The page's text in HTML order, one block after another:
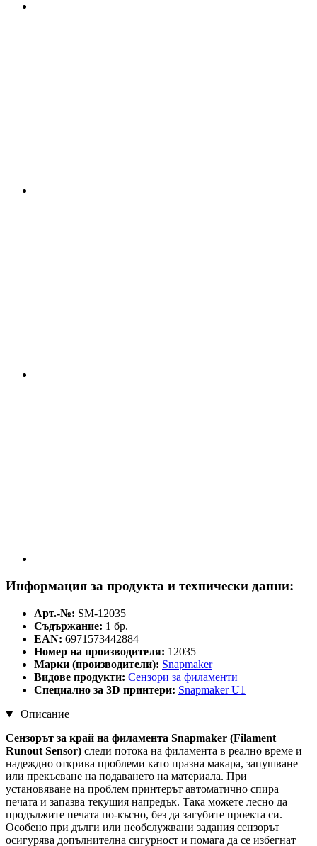
Информация за продукта и технически данни:
Арт.-№: SM-12035
Съдържание: 1 бр.
EAN: 6971573442884
Номер на производителя: 12035
Марки (производители): Snapmaker
Видове продукти: Сензори за филаменти
Специално за 3D принтери: Snapmaker U1
Описание
Сензорът за край на филамента Snapmaker (Filament
Runout Sensor) следи потока на филамента в реално време и
надеждно открива проблеми като празна макара, запушване
или прекъсване на подаването на материала. При
установяване на проблем принтерът автоматично спира
печата и запазва текущия напредък. Така можете лесно да
продължите печата по-късно, без да загубите проекта си.
Особено при дълги или необслужвани задания сензорът
осигурява допълнителна сигурност и помага да се избегнат